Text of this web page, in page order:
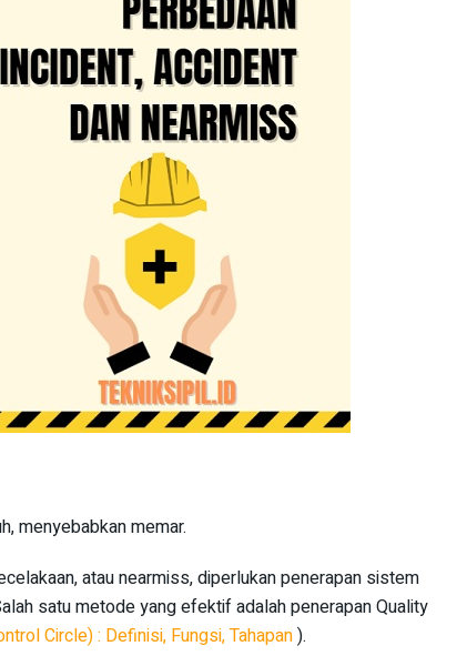
menyebabkan memar.
atau nearmiss, diperlukan penerapan sistem
satu metode yang efektif adalah penerapan Quality
Circle) : Definisi, Fungsi, Tahapan).